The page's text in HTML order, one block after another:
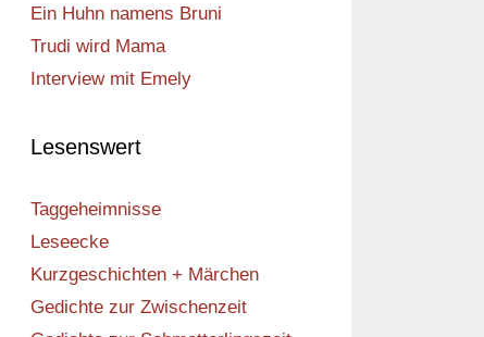
Ein Huhn namens Bruni
Trudi wird Mama
Interview mit Emely
Lesenswert
Taggeheimnisse
Leseecke
Kurzgeschichten + Märchen
Gedichte zur Zwischenzeit